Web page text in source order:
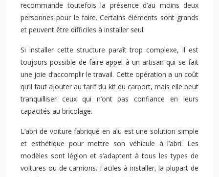
recommande toutefois la présence d’au moins deux
personnes pour le faire. Certains éléments sont grands
et peuvent être difficiles à installer seul.
Si installer cette structure paraît trop complexe, il est
toujours possible de faire appel à un artisan qui se fait
une joie d’accomplir le travail. Cette opération a un coût
qu’il faut ajouter au tarif du kit du carport, mais elle peut
tranquilliser ceux qui n’ont pas confiance en leurs
capacités au bricolage.
L’abri de voiture fabriqué en alu est une solution simple
et esthétique pour mettre son véhicule à l’abri. Les
modèles sont légion et s’adaptent à tous les types de
voitures ou de camions. Faciles à installer, la plupart de